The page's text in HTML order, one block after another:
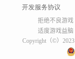
开发服务协议
拒绝不良游
适度游戏益
Copyright（©）